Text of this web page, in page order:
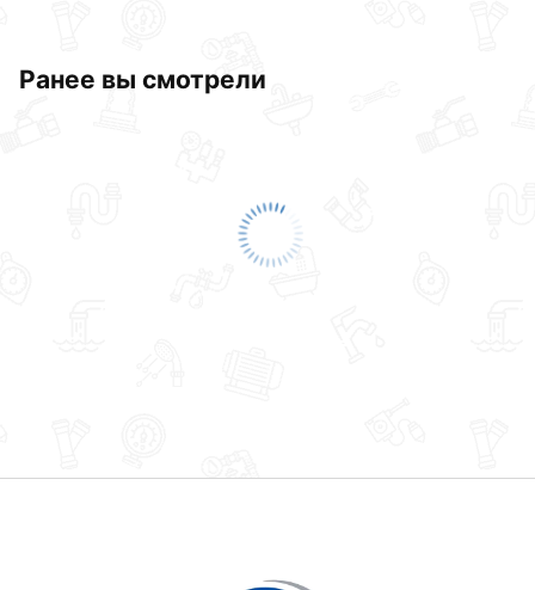
Ранее вы смотрели